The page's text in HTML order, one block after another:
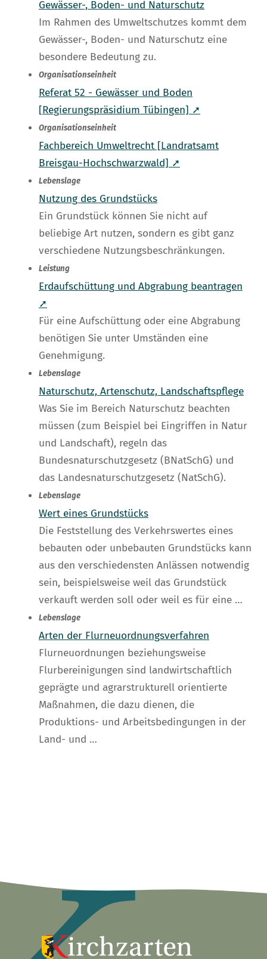
Gewässer-, Boden- und Naturschutz
Im Rahmen des Umweltschutzes kommt dem
Gewässer-, Boden- und Naturschutz eine
besondere Bedeutung zu.
Organisationseinheit
Referat 52 - Gewässer und Boden
[Regierungspräsidium Tübingen] ➚
Organisationseinheit
Fachbereich Umweltrecht [Landratsamt
Breisgau-Hochschwarzwald] ➚
Lebenslage
Nutzung des Grundstücks
Ein Grundstück können Sie nicht auf
beliebige Art nutzen, sondern es gibt ganz
verschiedene Nutzungsbeschränkungen.
Leistung
Erdaufschüttung und Abgrabung beantragen
➚
Für eine Aufschüttung oder eine Abgrabung
benötigen Sie unter Umständen eine
Genehmigung.
Lebenslage
Naturschutz, Artenschutz, Landschaftspflege
Was Sie im Bereich Naturschutz beachten
müssen (zum Beispiel bei Eingriffen in Natur
und Landschaft), regeln das
Bundesnaturschutzgesetz (BNatSchG) und
das Landesnaturschutzgesetz (NatSchG).
Lebenslage
Wert eines Grundstücks
Die Feststellung des Verkehrswertes eines
bebauten oder unbebauten Grundstücks kann
aus den verschiedensten Anlässen notwendig
sein, beispielsweise weil das Grundstück
verkauft werden soll oder weil es für eine …
Lebenslage
Arten der Flurneuordnungsverfahren
Flurneuordnungen beziehungsweise
Flurbereinigungen sind landwirtschaftlich
geprägte und agrarstrukturell orientierte
Maßnahmen, die dazu dienen, die
Produktions- und Arbeitsbedingungen in der
Land- und …